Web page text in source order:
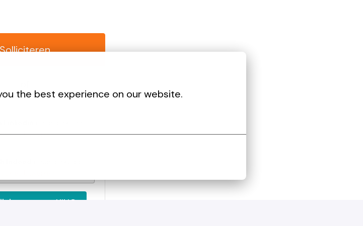
the best experience on our website.
bijwerken
Indeed
met XING